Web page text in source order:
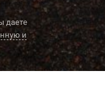
даете
и